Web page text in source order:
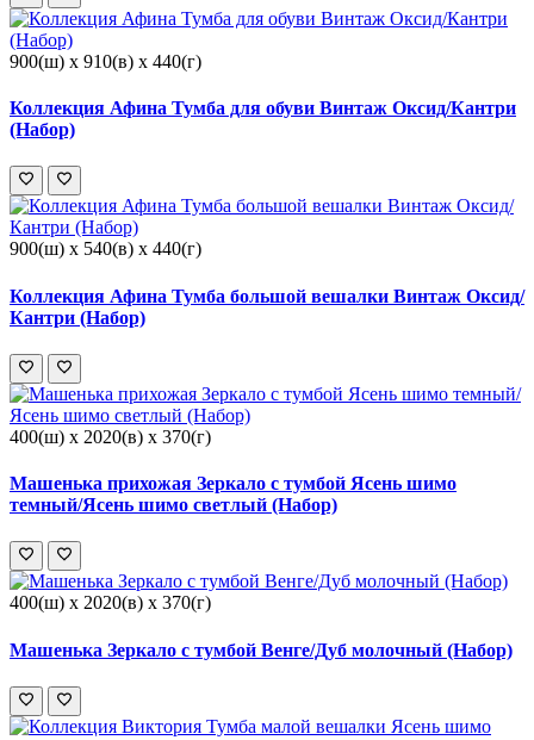
900(ш) x 910(в) x 440(г)
Коллекция Афина Тумба для обуви Винтаж Оксид/Кантри
(Набор)
900(ш) x 540(в) x 440(г)
Коллекция Афина Тумба большой вешалки Винтаж Оксид/
Кантри (Набор)
400(ш) x 2020(в) x 370(г)
Машенька прихожая Зеркало с тумбой Ясень шимо
темный/Ясень шимо светлый (Набор)
400(ш) x 2020(в) x 370(г)
Машенька Зеркало с тумбой Венге/Дуб молочный (Набор)